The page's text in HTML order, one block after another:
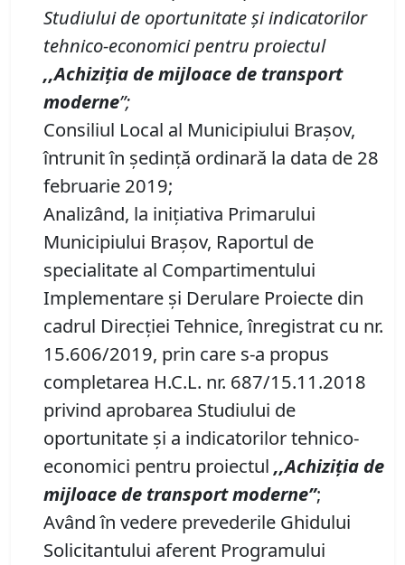
Studiului de oportunitate şi indicatorilor
tehnico-economici pentru proiectul
,,Achiziţia de mijloace de transport
moderne”;
Consiliul Local al Municipiului Braşov,
întrunit în şedinţă ordinară la data de 28
februarie 2019;
Analizând, la iniţiativa Primarului
Municipiului Braşov, Raportul de
specialitate al Compartimentului
Implementare şi Derulare Proiecte din
cadrul Direcţiei Tehnice, înregistrat cu nr.
15.606/2019, prin care s-a propus
completarea H.C.L. nr. 687/15.11.2018
privind aprobarea Studiului de
oportunitate şi a indicatorilor tehnico-
economici pentru proiectul ,,Achiziţia de
mijloace de transport moderne”;
Având în vedere prevederile Ghidului
Solicitantului aferent Programului